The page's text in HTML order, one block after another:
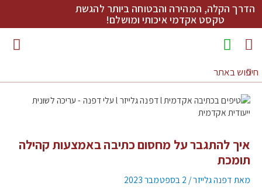
הדרך הקלה, המהירה והבטוחה ביותר להגשת
טקסט אקדמי איכותי ומושלם!
איך להתגבר על מחסום כתיבה באמצעות קהילה
תומכת
מאת דפנה גלייזר/ 2 בספטמבר 2023